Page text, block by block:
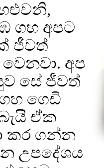
ගහ අපට
ජීවත්
අප
සේ ජීවත්
ගෙඩි
ඒක
කර ගන්න
උපදේශය